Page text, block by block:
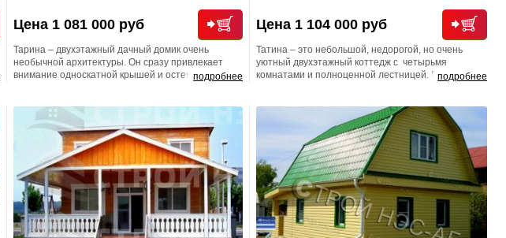
Цена 1 081 000 руб
подробнее
Тарина – двухэтажный дачный домик очень
необычной архитектуры. Он сразу привлекает
внимание односкатной крышей и остеклением
практичен: вы наверняка оцените удачную
планировку и комфортную температуру в
помещениях первого этажа, которая остается
таковой даже самым жарким летом.
Цена 1 104 000 руб
подробнее
Татина – это небольшой, недорогой, но очень
уютный двухэтажный коттедж с четырьмя
комнатами и полноценной лестницей. Благодаря
Домик «Татина» предоставит вам не меньший, а
возможно даже и больший комфорт, чем обычная
городская квартира.